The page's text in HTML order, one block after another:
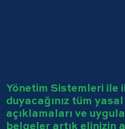
Yönetim Sistemleri ile
duyacağınız tüm
açıklamaları ve